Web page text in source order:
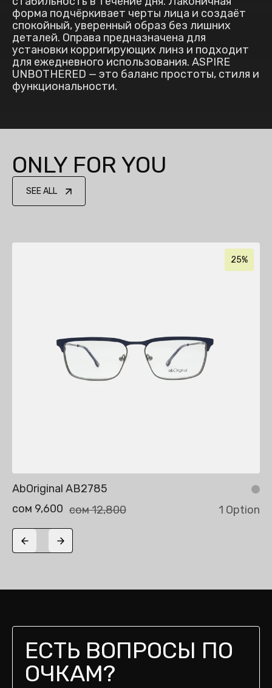
форма подчёркивает черты лица и создаёт
спокойный, уверенный образ без лишних
деталей. Оправа предназначена для
установки корригирующих линз и подходит
для ежедневного использования. ASPIRE
UNBOTHERED — это баланс простоты, стиля и
функциональности.
ONLY FOR YOU
SEE ALL
25%
AbOriginal AB2785
сом 9,600 сом 12,800 1 Option
Previous slide
Next slide
ЕСТЬ ВОПРОСЫ ПО
ОЧКАМ?